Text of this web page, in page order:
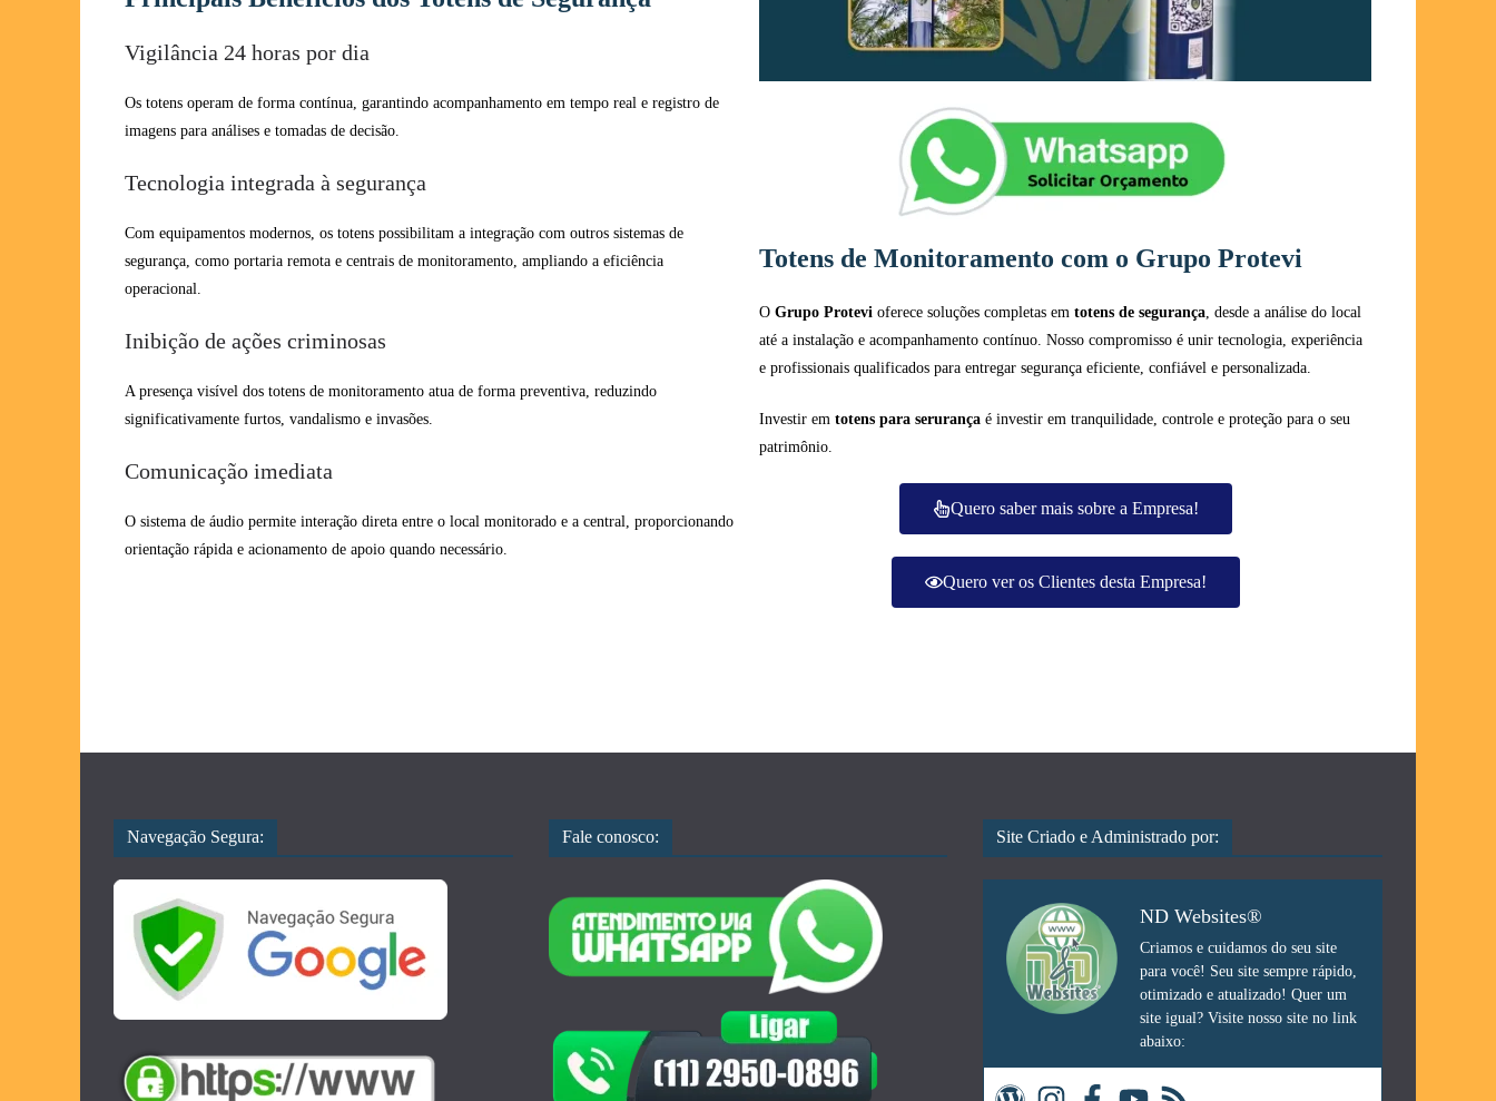
Vigilância 24 horas por dia
Os totens operam de forma contínua, garantindo acompanhamento em tempo real e registro de
imagens para análises e tomadas de decisão.
Tecnologia integrada à segurança
Com equipamentos modernos, os totens possibilitam a integração com outros sistemas de
segurança, como portaria remota e centrais de monitoramento, ampliando a eficiência
operacional.
Inibição de ações criminosas
A presença visível dos totens de monitoramento atua de forma preventiva, reduzindo
significativamente furtos, vandalismo e invasões.
Comunicação imediata
O sistema de áudio permite interação direta entre o local monitorado e a central, proporcionando
orientação rápida e acionamento de apoio quando necessário.
Totens de Monitoramento com o Grupo Protevi
O Grupo Protevi oferece soluções completas em totens de segurança, desde a análise do local
até a instalação e acompanhamento contínuo. Nosso compromisso é unir tecnologia, experiência
e profissionais qualificados para entregar segurança eficiente, confiável e personalizada.
Investir em totens para serurança é investir em tranquilidade, controle e proteção para o seu
patrimônio.
Quero saber mais sobre a Empresa!
Quero ver os Clientes desta Empresa!
Navegação Segura: Fale conosco: Site Criado e Administrado por:
ND Websites®
Criamos e cuidamos do seu site
para você! Seu site sempre rápido,
otimizado e atualizado! Quer um
site igual? Visite nosso site no link
abaixo: